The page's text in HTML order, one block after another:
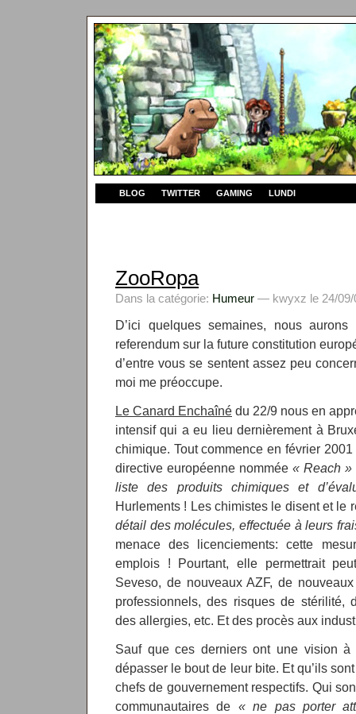
BLOG TWITTER GAMING LUNDI
ZooRopa
Dans la catégorie: Humeur — kwyxz le 24/09/
D’ici quelques semaines, nous
referendum sur la future constitution
d’entre vous se sentent assez peu
moi me préoccupe.
Le Canard Enchaîné du 22/9 nous en
intensif qui a eu lieu dernièrement à
chimique. Tout commence en février
directive européenne nommée « Reach »
liste des produits chimiques et
Hurlements ! Les chimistes le disent et le
détail des molécules, effectuée à leurs
menace des licenciements: cette
emplois ! Pourtant, elle permettrait
Seveso, de nouveaux AZF, de
professionnels, des risques de stérilité,
des allergies, etc. Et des procès aux
Sauf que ces derniers ont une vision
dépasser le bout de leur bite. Et qu’ils
chefs de gouvernement respectifs. Qui
communautaires de « ne pas porter